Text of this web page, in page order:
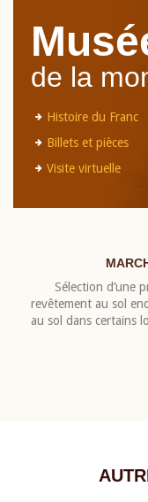
de la
Histoire du Franc
Billets et pièces
Visite virtuelle
Sélection d’une
revêtement au sol
au sol dans certains